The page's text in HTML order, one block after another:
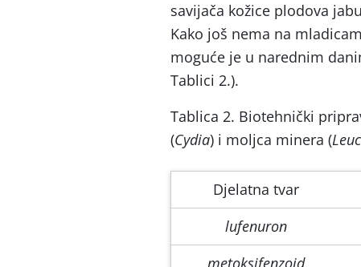
savijača kožice plodova
Kako još nema na
moguće je u narednim
Tablici 2.).
Tablica 2. Biotehnički
(Cydia) i moljca minera (
Djelatna tvar
lufenuron
metoksifenzoid